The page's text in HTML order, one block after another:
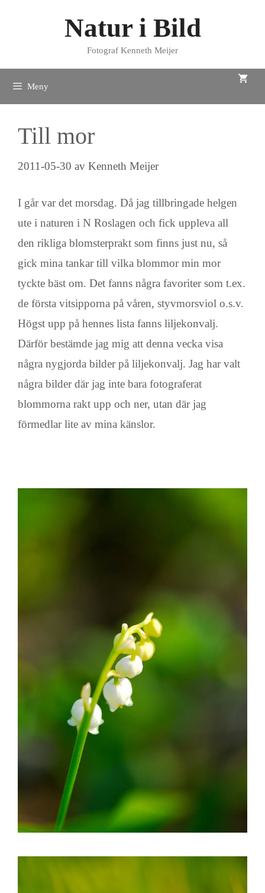
Natur i Bild
Fotograf Kenneth Meijer
Meny
Till mor
2011-05-30 av Kenneth Meijer
I går var det morsdag. Då jag tillbringade helgen
ute i naturen i N Roslagen och fick uppleva all
den rikliga blomsterprakt som finns just nu, så
gick mina tankar till vilka blommor min mor
tyckte bäst om. Det fanns några favoriter som t.ex.
de första vitsipporna på våren, styvmorsviol o.s.v.
Högst upp på hennes lista fanns liljekonvalj.
Därför bestämde jag mig att denna vecka visa
några nygjorda bilder på liljekonvalj. Jag har valt
några bilder där jag inte bara fotograferat
blommorna rakt upp och ner, utan där jag
förmedlar lite av mina känslor.